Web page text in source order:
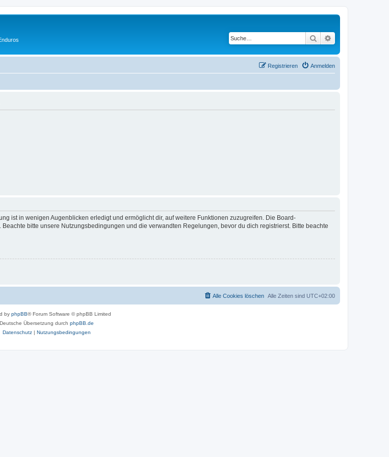
Suche
Anmelden
Registrieren
ist in wenigen Augenblicken erledigt und ermöglicht dir, auf weitere Funktionen zuzugreifen. Die Board-
bitte unsere Nutzungsbedingungen und die verwandten Regelungen, bevor du dich registrierst. Bitte beachte
Alle Zeiten sind UTC+02:00
Alle Cookies löschen
by phpBB® Forum Software © phpBB Limited
Deutsche Übersetzung durch phpBB.de
Datenschutz| Nutzungsbedingungen